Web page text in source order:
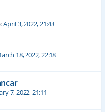
April 3, 2022, 21:48
18, 2022, 22:18
7, 2022, 21:11